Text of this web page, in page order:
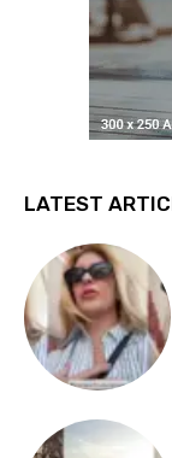
LATEST